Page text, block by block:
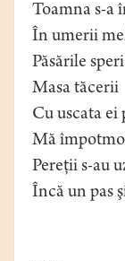
Toamna s-a
În umerii
Păsările
Masa tăcerii
Cu uscata ei
Mă
Pereţii s-au
Încă un pas